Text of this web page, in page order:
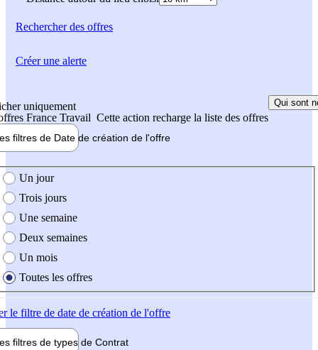
Rechercherdes offres
uniquement
France Travail Cette action recharge la liste des offres
Qui sont
filtres de Date de création de l'offre
création de l'offre
Un jour
Trois jours
Une semaine
Deux semaines
Un mois
Toutes les offres
le filtre de date de création de l'offre
filtres de types de Contrat
Créer une alerte